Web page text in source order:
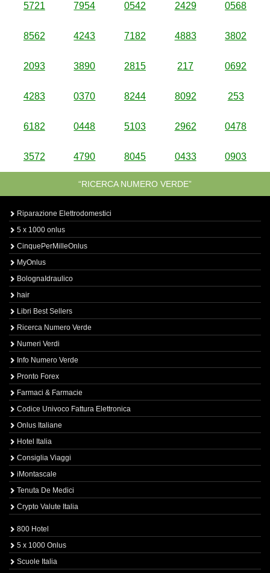
5721 7954 0542 2429 0568
8562 4243 7182 4883 3802
2093 3890 2815 217 0692
4283 0370 8244 8092 253
6182 0448 5103 2962 0478
3572 4790 8045 0433 0903
“RICERCA NUMERO VERDE”
Riparazione Elettrodomestici
5 x 1000 onlus
CinquePerMilleOnlus
MyOnlus
BolognaIdraulico
hair
Libri Best Sellers
Ricerca Numero Verde
Numeri Verdi
Info Numero Verde
Pronto Forex
Farmaci & Farmacie
Codice Univoco Fattura Elettronica
Onlus Italiane
Hotel Italia
Consiglia Viaggi
iMontascale
Tenuta De Medici
Crypto Valute Italia
800 Hotel
5 x 1000 Onlus
Scuole Italia